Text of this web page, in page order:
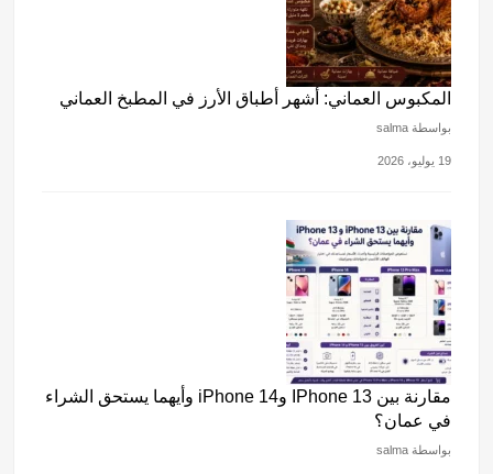
المكبوس العماني: أشهر أطباق الأرز في المطبخ العماني
بواسطة salma
19 يوليو، 2026
مقارنة بين IPhone 13 وiPhone 14 وأيهما يستحق الشراء
في عمان؟
بواسطة salma